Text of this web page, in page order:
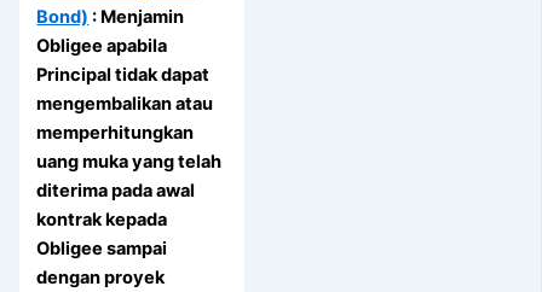
Bond) : Menjamin
Obligee apabila
Principal tidak dapat
mengembalikan atau
memperhitungkan
uang muka yang telah
diterima pada awal
kontrak kepada
Obligee sampai
dengan proyek